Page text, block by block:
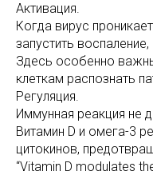
Активация.
Когда вирус
запустить
Здесь особенно
клеткам распознать
Регуляция.
Иммунная реакция не
Витамин D и омега-3
цитокинов,
“Vitamin D modulates